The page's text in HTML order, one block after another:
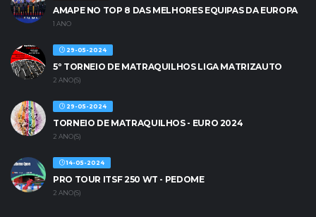
AMAPE NO TOP 8 DAS MELHORES EQUIPAS DA EUROPA
1 ANO
29-05-2024
5º TORNEIO DE MATRAQUILHOS LIGA MATRIZAUTO
2 ANO(S)
29-05-2024
TORNEIO DE MATRAQUILHOS - EURO 2024
2 ANO(S)
14-05-2024
PRO TOUR ITSF 250 WT - PEDOME
2 ANO(S)